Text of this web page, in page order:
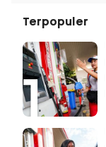
Terpopuler